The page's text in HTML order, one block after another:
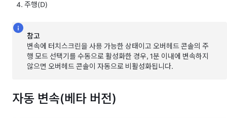
주행(D)
참고
변속에 터치스크린을 사용 가능한 상태이고 오버헤드 콘솔의 주
행 모드 선택기를 수동으로 활성화한 경우, 1분 이내에 변속하지
않으면 오버헤드 콘솔이 자동으로 비활성화됩니다.
자동 변속(베타 버전)